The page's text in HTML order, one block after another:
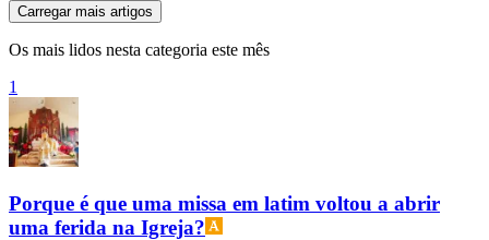
Carregar mais artigos
Os mais lidos nesta categoria este mês
1
Porque é que uma missa em latim voltou a abrir
uma ferida na Igreja?